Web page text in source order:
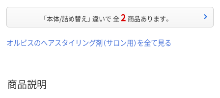
「本体/詰め替え」 違いで 全2 商品あります。
オルビスのヘアスタイリング剤（サロン用）を全て見る
商品説明